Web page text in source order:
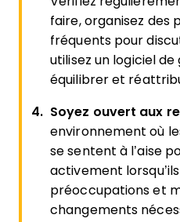
faire, organisez des
fréquents pour
utilisez un logiciel
équilibrer et
Soyez ouvert aux
environnement où
se sentent à l’aise
activement
préoccupations et
changements